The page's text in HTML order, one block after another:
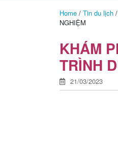
Home / Tin du lịch /
NGHIỆM
KHÁM
TRÌNH
21/03/2023